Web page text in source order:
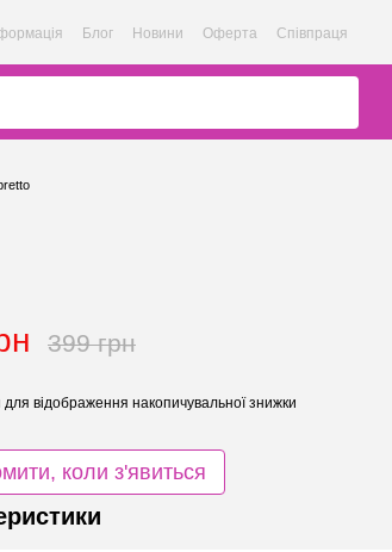
Блог Новини Оферта Співпраця
399 грн
для відображення накопичувальної знижки
коли з'явиться